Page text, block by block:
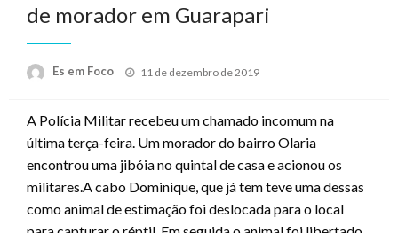
de morador em Guarapari
Es em Foco
Posted
11 de dezembro de 2019
A Polícia Militar recebeu um chamado incomum na
última terça-feira. Um morador do bairro Olaria
encontrou uma jibóia no quintal de casa e acionou os
militares.A cabo Dominique, que já tem teve uma dessas
como animal de estimação foi deslocada para o local